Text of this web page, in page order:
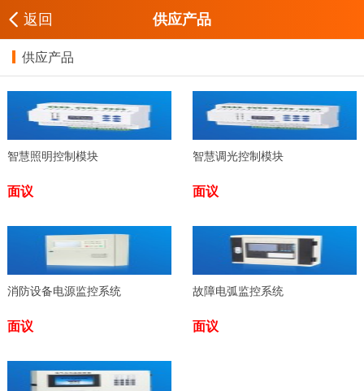
返回 供应产品
供应产品
智慧照明控制模块
面议
智慧调光控制模块
面议
消防设备电源监控系统
面议
故障电弧监控系统
面议